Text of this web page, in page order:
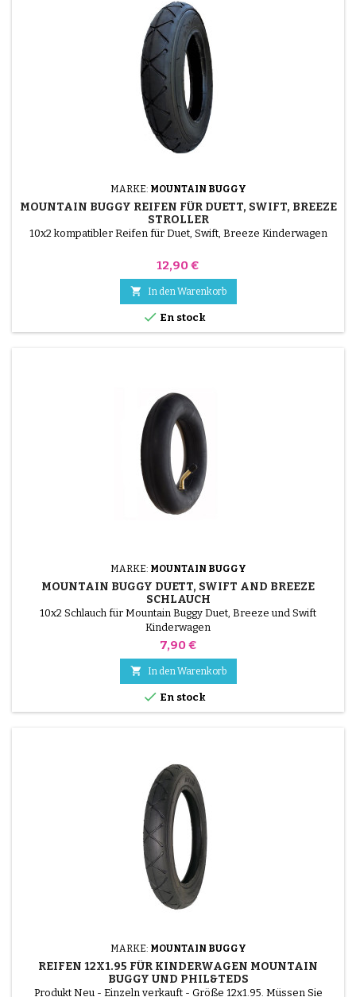
MARKE: MOUNTAIN BUGGY
MOUNTAIN BUGGY REIFEN FÜR DUETT, SWIFT, BREEZE
STROLLER
10x2 kompatibler Reifen für Duet, Swift, Breeze Kinderwagen
Preis
12,90 €
 In den Warenkorb
 En stock
MARKE: MOUNTAIN BUGGY
MOUNTAIN BUGGY DUETT, SWIFT AND BREEZE
SCHLAUCH
10x2 Schlauch für Mountain Buggy Duet, Breeze und Swift
Kinderwagen
Preis
7,90 €
 In den Warenkorb
 En stock
MARKE: MOUNTAIN BUGGY
REIFEN 12X1.95 FÜR KINDERWAGEN MOUNTAIN
BUGGY UND PHIL&TEDS
Produkt Neu - Einzeln verkauft - Größe 12x1.95. Müssen Sie